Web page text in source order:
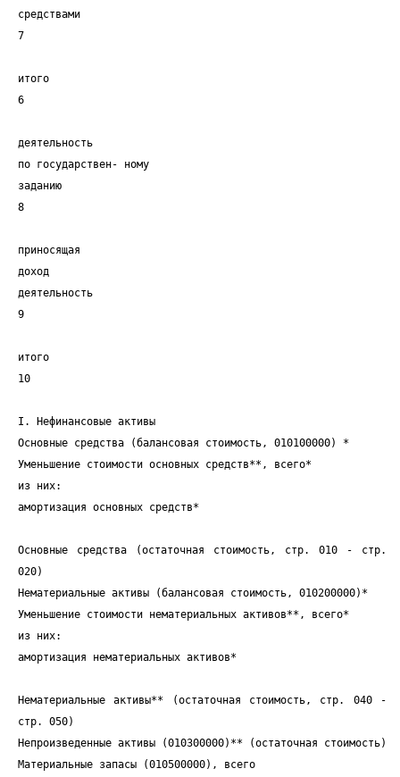
средствами
7
итого
6
деятельность
по государствен- ному
заданию
8
приносящая
доход
деятельность
9
итого
10
I. Нефинансовые активы
Основные средства (балансовая стоимость, 010100000) *
Уменьшение стоимости основных средств**, всего*
из них:
амортизация основных средств*
Основные средства (остаточная стоимость, стр. 010 - стр.
020)
Нематериальные активы (балансовая стоимость, 010200000)*
Уменьшение стоимости нематериальных активов**, всего*
из них:
амортизация нематериальных активов*
Нематериальные активы** (остаточная стоимость, стр. 040 -
стр. 050)
Непроизведенные активы (010300000)** (остаточная стоимость)
Материальные запасы (010500000), всего